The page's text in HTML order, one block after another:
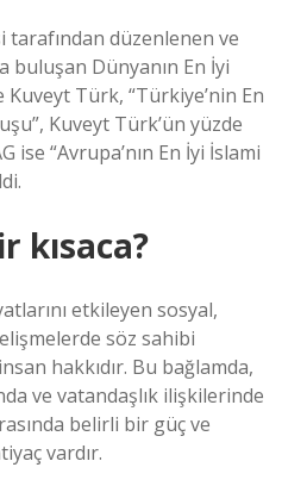
tarafından düzenlenen ve
buluşan Dünyanın En İyi
Kuveyt Türk, “Türkiye’nin En
Kuveyt Türk’ün yüzde
ise “Avrupa’nın En İyi İslami
kısaca?
etkileyen sosyal,
söz sahibi
hakkıdır. Bu bağlamda,
ve vatandaşlık ilişkilerinde
belirli bir güç ve
vardır.